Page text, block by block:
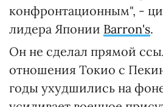
конфронтационным", -
лидера Японии Barron's.
Он не сделал прямой
отношения Токио с
годы ухудшились на